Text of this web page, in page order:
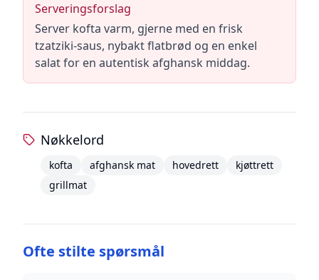
Serveringsforslag
Server kofta varm, gjerne med en frisk
tzatziki-saus, nybakt flatbrød og en enkel
salat for en autentisk afghansk middag.
Nøkkelord
kofta afghansk mat hovedrett
kjøttrett
grillmat
Ofte stilte spørsmål